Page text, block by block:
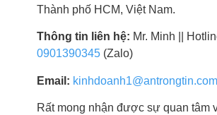
Thành phố HCM, Việt Nam.
Thông tin liên hệ: Mr. Minh ||
0901390345 (Zalo)
Email: kinhdoanh1@antrongtin.com
Rất mong nhận được sự quan tâm